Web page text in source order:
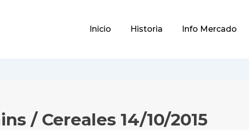
Main
Inicio Historia Info Mercado
/ Cereales 14/10/2015